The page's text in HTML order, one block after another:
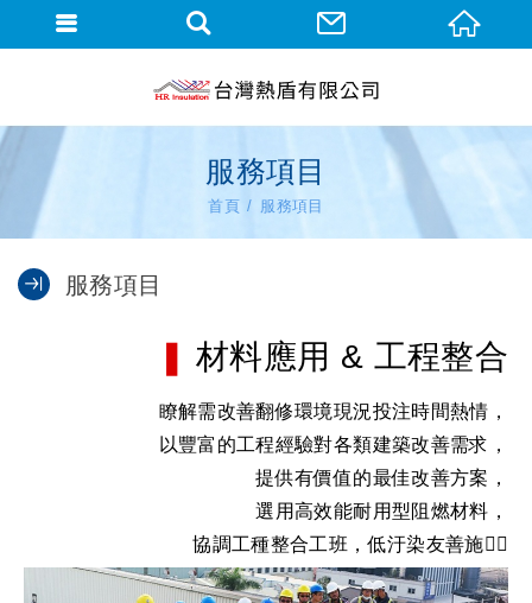
服務項目
首頁 服務項目
服務項目
材料應用 & 工程整合
瞭解需改善翻修環境現況投注時間熱情，
以豐富的工程經驗對各類建築改善需求，
提供有價值的最佳改善方案，
選用高效能耐用型阻燃材料，
協調工種整合工班，低汙染友善施工〭